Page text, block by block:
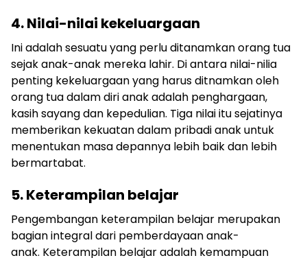
4. Nilai-nilai kekeluargaan
Ini adalah sesuatu yang perlu ditanamkan orang tua
sejak anak-anak mereka lahir. Di antara nilai-nilia
penting kekeluargaan yang harus ditnamkan oleh
orang tua dalam diri anak adalah penghargaan,
kasih sayang dan kepedulian. Tiga nilai itu sejatinya
memberikan kekuatan dalam pribadi anak untuk
menentukan masa depannya lebih baik dan lebih
bermartabat.
5. Keterampilan belajar
Pengembangan keterampilan belajar merupakan
bagian integral dari pemberdayaan anak-
anak. Keterampilan belajar adalah kemampuan